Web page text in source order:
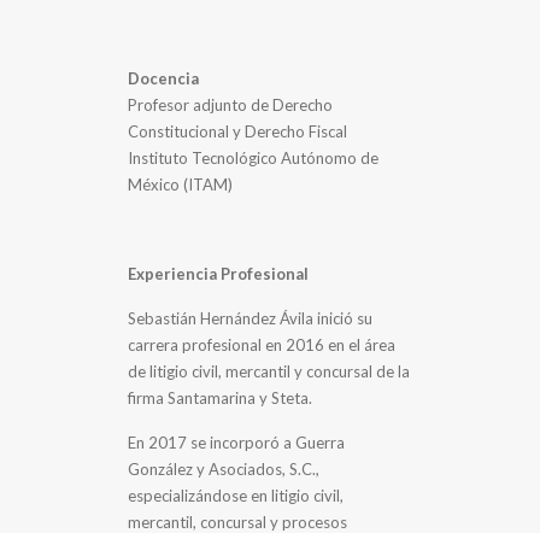
Docencia
Profesor adjunto de Derecho
Constitucional y Derecho Fiscal
Instituto Tecnológico Autónomo de
México (ITAM)
Experiencia Profesional
Sebastián Hernández Ávila inició su
carrera profesional en 2016 en el área
de litigio civil, mercantil y concursal de la
firma Santamarina y Steta.
En 2017 se incorporó a Guerra
González y Asociados, S.C.,
especializándose en litigio civil,
mercantil, concursal y procesos